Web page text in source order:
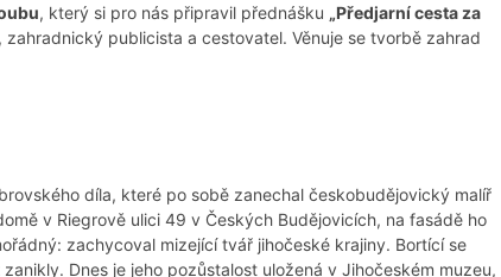
, který si pro nás připravil přednášku „Předjarní cesta za
zahradnický publicista a cestovatel. Věnuje se tvorbě zahrad
díla, které po sobě zanechal českobudějovický malíř
v Riegrově ulici 49 v Českých Budějovicích, na fasádě ho
zachycoval mizející tvář jihočeské krajiny. Bortící se
Dnes je jeho pozůstalost uložená v Jihočeském muzeu,